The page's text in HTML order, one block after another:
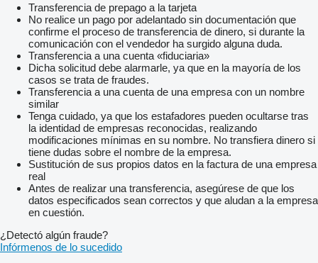
Transferencia de prepago a la tarjeta
No realice un pago por adelantado sin documentación que
confirme el proceso de transferencia de dinero, si durante la
comunicación con el vendedor ha surgido alguna duda.
Transferencia a una cuenta «fiduciaria»
Dicha solicitud debe alarmarle, ya que en la mayoría de los
casos se trata de fraudes.
Transferencia a una cuenta de una empresa con un nombre
similar
Tenga cuidado, ya que los estafadores pueden ocultarse tras
la identidad de empresas reconocidas, realizando
modificaciones mínimas en su nombre. No transfiera dinero si
tiene dudas sobre el nombre de la empresa.
Sustitución de sus propios datos en la factura de una empresa
real
Antes de realizar una transferencia, asegúrese de que los
datos especificados sean correctos y que aludan a la empresa
en cuestión.
¿Detectó algún fraude?
Infórmenos de lo sucedido